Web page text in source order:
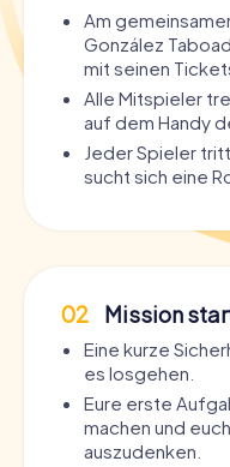
Am
González
mit seinen
Alle Mitspieler
auf dem Handy
Jeder Spieler
sucht sich eine
02 Mission
Eine kurze
es losgehen.
Eure erste
machen und
auszudenken.